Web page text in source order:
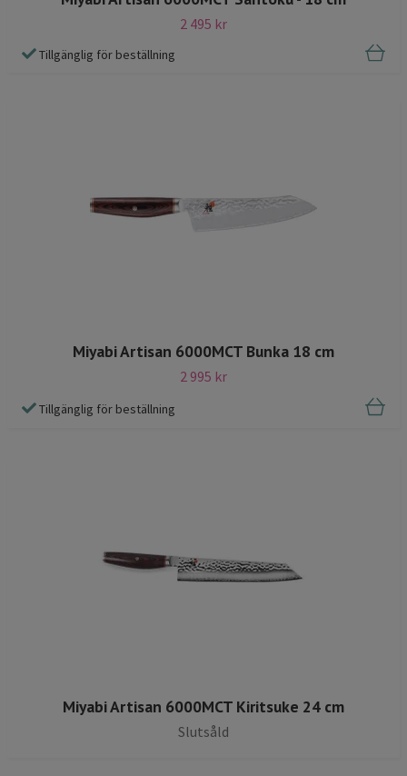
2 495 kr
Tillgänglig för beställning
Miyabi Artisan 6000MCT Bunka 18 cm
2 995 kr
Tillgänglig för beställning
Miyabi Artisan 6000MCT Kiritsuke 24 cm
Slutsåld